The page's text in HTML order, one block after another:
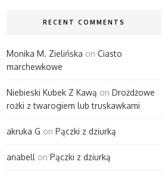
RECENT COMMENTS
Monika M. Zielińska on Ciasto
marchewkowe
Niebieski Kubek Z Kawą on Drożdżowe
rożki z twarogiem lub truskawkami
akruka G on Pączki z dziurką
anabell on Pączki z dziurką